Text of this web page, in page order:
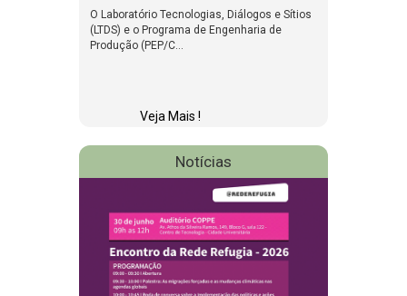
O Laboratório Tecnologias, Diálogos e Sítios
(LTDS) e o Programa de Engenharia de
Produção (PEP/C...
Veja Mais !
Notícias